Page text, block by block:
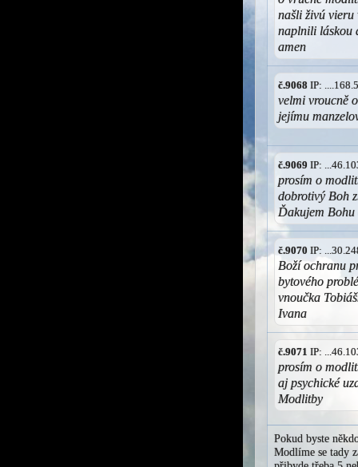
našli živú vieru
naplnili láskou
amen
č.9068 IP:
velmi vroucně
jejímu
č.9069 IP:
prosím o
dobrotivý Boh
Ďakujem
č.9070 IP:
Boží ochranu
bytového
vnoučka
Ivana
č.9071 IP:
prosím o
aj psychické
Modlitby
Pokud byste
Modlíme se tady